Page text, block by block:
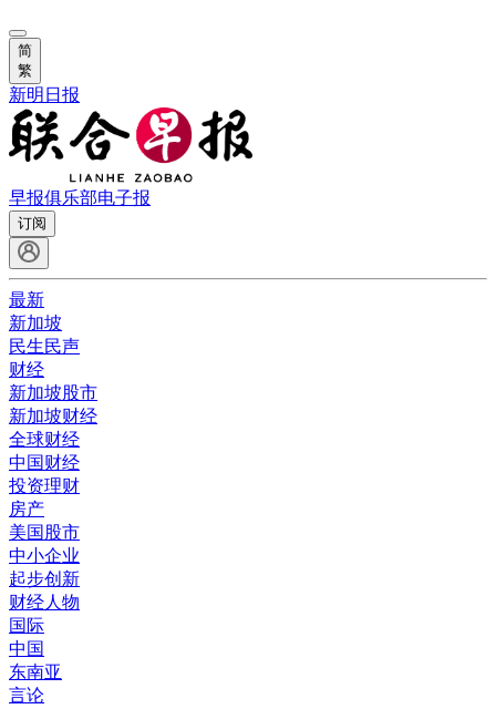
简
繁
新明日报
早报俱乐部电子报
订阅
最新
新加坡
民生民声
财经
新加坡股市
新加坡财经
全球财经
中国财经
投资理财
房产
美国股市
中小企业
起步创新
财经人物
国际
中国
东南亚
言论